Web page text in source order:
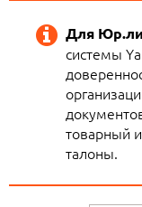
Для
системы
товарный
талоны.